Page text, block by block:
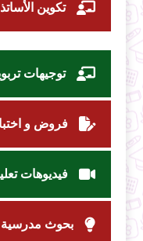
تكوين
توجيهات
فروض و
فيديوهات
بحوث مدرسية